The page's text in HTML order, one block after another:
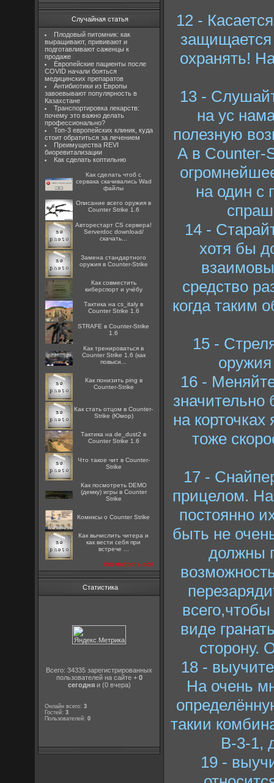
Случайная статья
Плодовый питомник: как
выращивают, прививают и
подготавливают саженцы к
продаже
Европейские пациенты после
COVID начали бояться
медицинских препаратов
Антибиотики из Европы
завоевывают популярность в
Казахстане
Транспортировка лекарств:
почему это важно делать
профессионально?
Топ-3 европейских клиник, куда
стоит обратиться за лечением
Преимущества REVI
биоревитализации
Как сделать коптильню
Как сделать чтоб с
сервака скачивались Wad
файлы
Описание всего оружия в
Counter Strike 1.6
Авторестарт CS сервера!
Serverdoc download/
скачать...
Замена стандартного
оружия в Counter-Strike
Как совместить
киберспорт и учёбу
Тактика на cs_italy в
Counter Strike 1.6
STRAFE в Counter-Strike
1.6
Как тренироваться в
Counter Strike 1.6 (как
повыси...
Как понизить ping в
Counter-Strike
Как стать отцом в Counter-
Strike (Юмор)
Тактика на de_dust2 в
Counter Strike 1.6
Что такое чит в Counter-
Strike
Как посмотреть DEMO
(демку) игры в Counter
Strike
Комиксы о Counter Strike
Как вычислить читера и
как вести себя при
встрече ...
посмотреть все
Статистика
Всего: 34335 зарегистрированных
пользователей на сайте + 0
сегодняи (0 вчера)
Онлайн всего:3
Гостей:3
Пользователей:0
12 -
охранять!
13 -
на ус
полезную
А в Counter-
на один с
14 -
хотя бы
средство
когда таким
15 -
16 -
значительно
на
тоже
17 -
прицелом.
постоянно
быть не
должны
виде
сторону.
18 -
На очень
такии
B-3-1,
19 -